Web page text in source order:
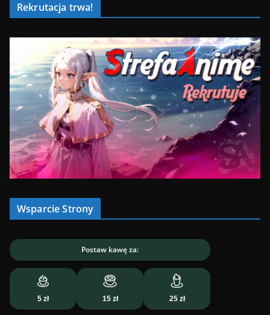
Rekrutacja trwa!
Wsparcie Strony
Postaw kawę za:
5 zł 15 zł 25 zł